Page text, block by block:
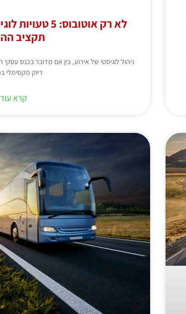
לא רק אוטובוס:
תקציב
ניהול לוגיסטי של אירוע, בין אם מדובר בכנס
דיוק מקסימלי
קרא